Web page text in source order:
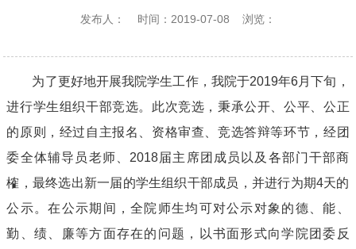
发布人： 时间：2019-07-08 浏览：
为了更好地开展我院学生工作，我院于2019年6月下旬，
进行学生组织干部竞选。此次竞选，秉承公开、公平、公正
的原则，经过自主报名、资格审查、竞选答辩等环节，经团
委全体辅导员老师、2018届主席团成员以及各部门干部商
榷，最终选出新一届的学生组织干部成员，并进行为期4天的
公示。在公示期间，全院师生均可对公示对象的德、能、
勤、绩、廉等方面存在的问题，以书面形式向学院团委反